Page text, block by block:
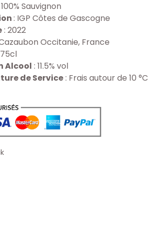
Sauvignon
: IGP Côtes de Gascogne
: 2022
Occitanie, France
Alcool : 11.5% vol
de Service: Frais autour de 10 °C